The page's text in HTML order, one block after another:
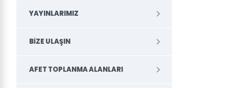
YAYINLARIMIZ
BIZE ULAŞIN
AFET TOPLANMA ALANLARI